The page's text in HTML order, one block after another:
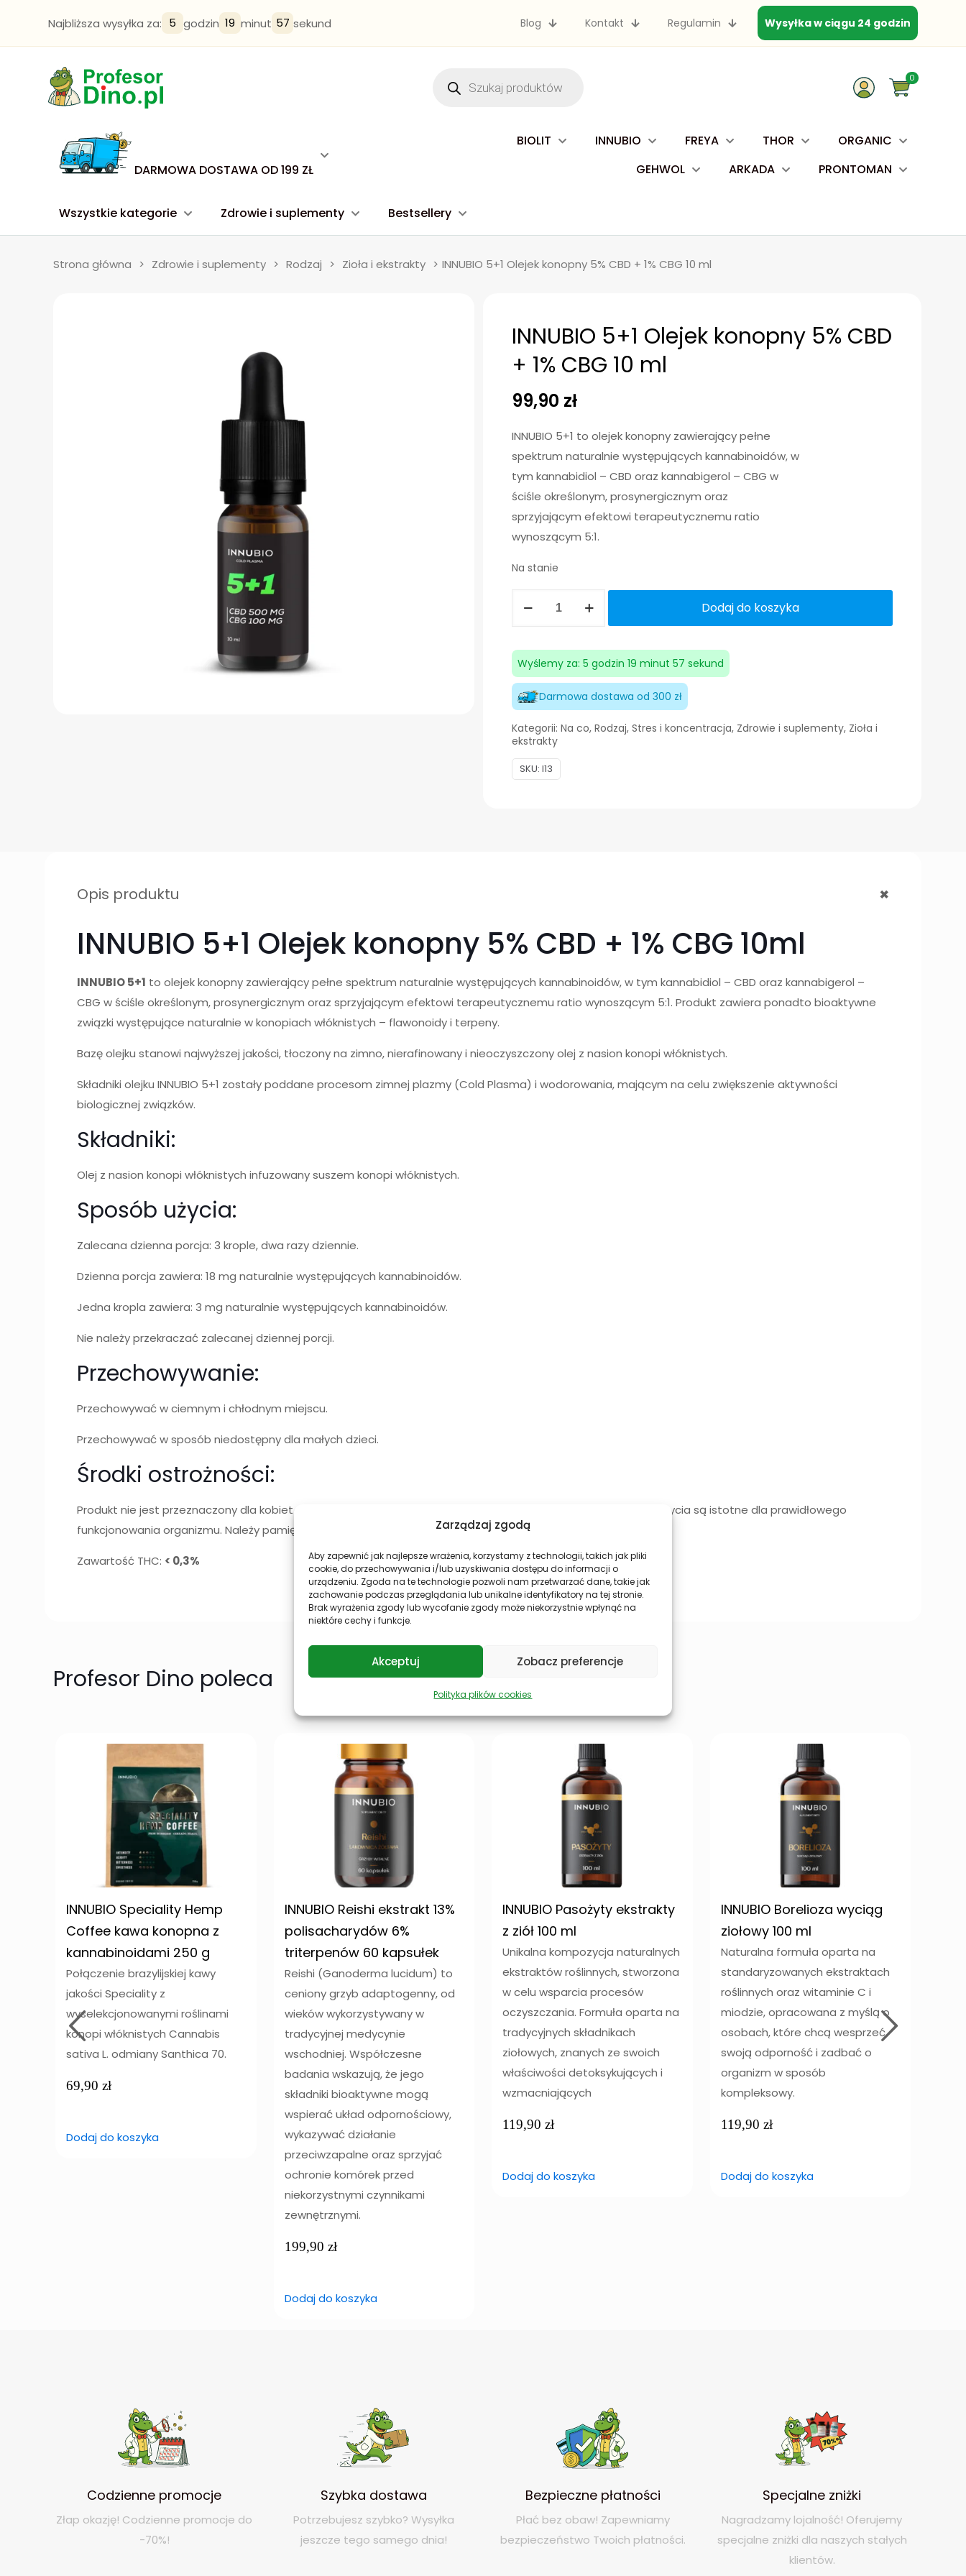
Zarządzaj zgodą
Aby zapewnić jak najlepsze wrażenia, korzystamy z technologii, takich jak pliki
cookie, do przechowywania i/lub uzyskiwania dostępu do informacji o
urządzeniu. Zgoda na te technologie pozwoli nam przetwarzać dane, takie jak
zachowanie podczas przeglądania lub unikalne identyfikatory na tej stronie.
Brak wyrażenia zgody lub wycofanie zgody może niekorzystnie wpłynąć na
niektóre cechy i funkcje.
Akceptuj Zobacz preferencje
Polityka plików cookies
Najbliższa wysyłka za: 5 godzin 19 minut 56 sekund Blog Kontakt Regulamin Wysyłka w ciągu 24 godzin
produktów 0
DARMOWA DOSTAWA OD 199 ZŁ
BIOLIT INNUBIO FREYA THOR
ORGANIC
GEHWOL
ARKADA PRONTOMAN
Wszystkie kategorie Zdrowie i suplementy Bestsellery
Strona główna > Zdrowie i suplementy > Rodzaj > Zioła i ekstrakty > INNUBIO 5+1 Olejek konopny 5% CBD + 1% CBG 10 ml
INNUBIO 5+1 Olejek konopny 5% CBD
+ 1% CBG 10 ml
99,90 zł
INNUBIO 5+1 to olejek konopny zawierający pełne
spektrum naturalnie występujących kannabinoidów, w
tym kannabidiol – CBD oraz kannabigerol – CBG w
ściśle określonym, prosynergicznym oraz
sprzyjającym efektowi terapeutycznemu ratio
wynoszącym 5:1.
Na stanie
Olejek
konopny
5%
+
1%
CBG
Dodaj do koszyka
Wyślemy za: 5 godzin 19 minut 56 sekund
Darmowa dostawa od 300 zł
Kategorii: Na co, Rodzaj, Stres i koncentracja, Zdrowie i suplementy, Zioła i
ekstrakty
SKU: I13
Opis produktu +
INNUBIO 5+1 Olejek konopny 5% CBD + 1% CBG 10ml
INNUBIO 5+1 to olejek konopny zawierający pełne spektrum naturalnie występujących kannabinoidów, w tym kannabidiol – CBD oraz kannabigerol –
CBG w ściśle określonym, prosynergicznym oraz sprzyjającym efektowi terapeutycznemu ratio wynoszącym 5:1. Produkt zawiera ponadto bioaktywne
związki występujące naturalnie w konopiach włóknistych – flawonoidy i terpeny.
Bazę olejku stanowi najwyższej jakości, tłoczony na zimno, nierafinowany i nieoczyszczony olej z nasion konopi włóknistych.
Składniki olejku INNUBIO 5+1 zostały poddane procesom zimnej plazmy (Cold Plasma) i wodorowania, mającym na celu zwiększenie aktywności
biologicznej związków.
Składniki:
Olej z nasion konopi włóknistych infuzowany suszem konopi włóknistych.
Sposób użycia:
Zalecana dzienna porcja: 3 krople, dwa razy dziennie.
Dzienna porcja zawiera: 18 mg naturalnie występujących kannabinoidów.
Jedna kropla zawiera: 3 mg naturalnie występujących kannabinoidów.
Nie należy przekraczać zalecanej dziennej porcji.
Przechowywanie:
Przechowywać w ciemnym i chłodnym miejscu.
Przechowywać w sposób niedostępny dla małych dzieci.
Środki ostrożności:
Produkt nie jest przeznaczony dla kobiet w ciąży i karmiących. Zrównoważony sposób odżywania i zdrowy tryb życia są istotne dla prawidłowego
funkcjonowania organizmu. Należy pamiętać o zdrowym trybie życia i zróżnicowanej diecie.
Zawartość THC: < 0,3%
Profesor Dino poleca
INNUBIO Speciality Hemp
Coffee kawa konopna z
kannabinoidami 250 g
Połączenie brazylijskiej kawy
jakości Speciality z
wyselekcjonowanymi roślinami
konopi włóknistych Cannabis
sativa L. odmiany Santhica 70.
69,90 zł
Dodaj do koszyka
INNUBIO Reishi ekstrakt 13%
polisacharydów 6%
triterpenów 60 kapsułek
Reishi (Ganoderma lucidum) to
ceniony grzyb adaptogenny, od
wieków wykorzystywany w
tradycyjnej medycynie
wschodniej. Współczesne
badania wskazują, że jego
składniki bioaktywne mogą
wspierać układ odpornościowy,
wykazywać działanie
przeciwzapalne oraz sprzyjać
ochronie komórek przed
niekorzystnymi czynnikami
zewnętrznymi.
199,90 zł
Dodaj do koszyka
INNUBIO Pasożyty ekstrakty
z ziół 100 ml
Unikalna kompozycja naturalnych
ekstraktów roślinnych, stworzona
w celu wsparcia procesów
oczyszczania. Formuła oparta na
tradycyjnych składnikach
ziołowych, znanych ze swoich
właściwości detoksykujących i
wzmacniających
119,90 zł
Dodaj do koszyka
INNUBIO Borelioza wyciąg
ziołowy 100 ml
Naturalna formuła oparta na
standaryzowanych ekstraktach
roślinnych oraz witaminie C i
miodzie, opracowana z myślą o
osobach, które chcą wesprzeć
swoją odporność i zadbać o
organizm w sposób
kompleksowy.
119,90 zł
Dodaj do koszyka
Codzienne promocje
Złap okazję! Codzienne promocje do
-70%!
Szybka dostawa
Potrzebujesz szybko? Wysyłka
jeszcze tego samego dnia!
Bezpieczne płatności
Płać bez obaw! Zapewniamy
bezpieczeństwo Twoich płatności.
Specjalne zniżki
Nagradzamy lojalność! Oferujemy
specjalne zniżki dla naszych stałych
klientów.